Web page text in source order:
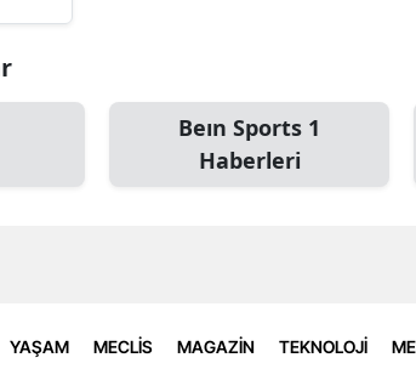
Beın Sports 1
Haberleri
YAŞAM MECLİS MAGAZİN TEKNOLOJİ